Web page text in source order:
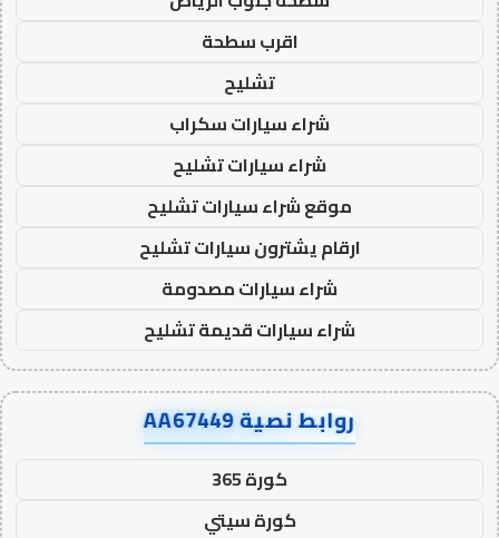
اقرب سطحة
تشليح
شراء سيارات سكراب
شراء سيارات تشليح
موقع شراء سيارات تشليح
ارقام يشترون سيارات تشليح
شراء سيارات مصدومة
شراء سيارات قديمة تشليح
روابط نصية AA67449
كورة 365
كورة سيتي